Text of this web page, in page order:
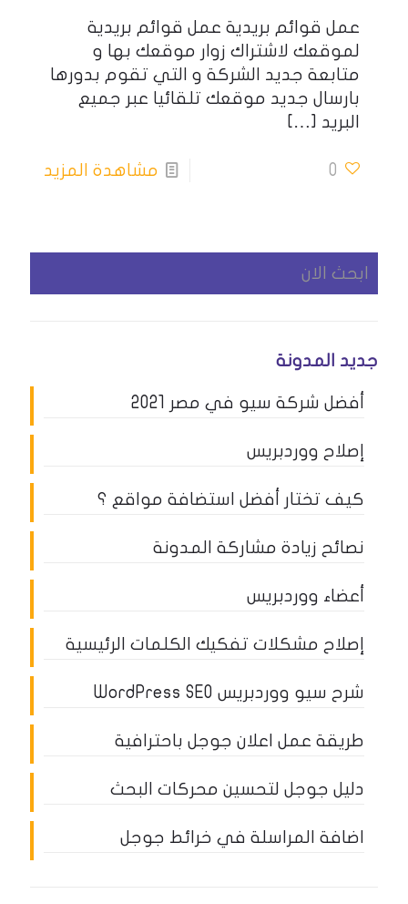
عمل قوائم بريدية عمل قوائم بريدية
لموقعك لاشتراك زوار موقعك بها و
متابعة جديد الشركة و التي تقوم بدورها
بارسال جديد موقعك تلقائيا عبر جميع
البريد […]
0 مشاهدة المزيد
جديد المدونة
أفضل شركة سيو في مصر 2021
إصلاح ووردبريس
كيف تختار أفضل استضافة مواقع ؟
نصائح زيادة مشاركة المدونة
أعضاء ووردبريس
إصلاح مشكلات تفكيك الكلمات الرئيسية
شرح سيو ووردبريس WordPress SEO
طريقة عمل اعلان جوجل باحترافية
دليل جوجل لتحسين محركات البحث
اضافة المراسلة في خرائط جوجل